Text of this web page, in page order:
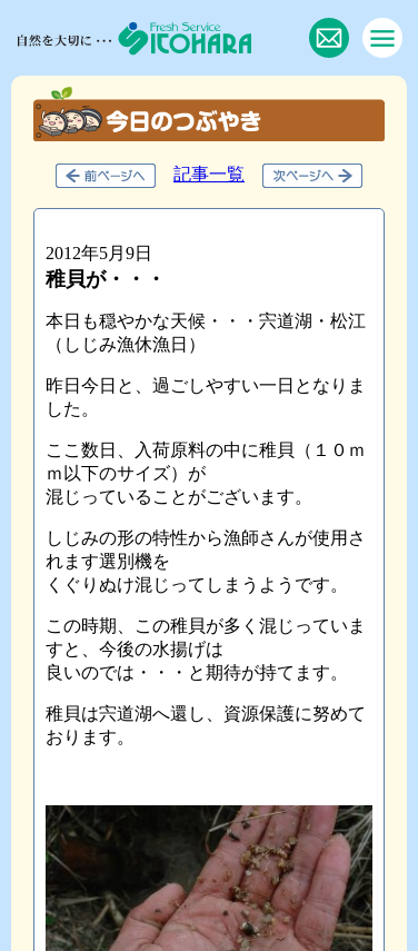
記事一覧
2012年5月9日
稚貝が・・・
本日も穏やかな天候・・・宍道湖・松江
（しじみ漁休漁日）
昨日今日と、過ごしやすい一日となりま
した。
ここ数日、入荷原料の中に稚貝（１０ｍ
ｍ以下のサイズ）が
混じっていることがございます。
しじみの形の特性から漁師さんが使用さ
れます選別機を
くぐりぬけ混じってしまうようです。
この時期、この稚貝が多く混じっていま
すと、今後の水揚げは
良いのでは・・・と期待が持てます。
稚貝は宍道湖へ還し、資源保護に努めて
おります。